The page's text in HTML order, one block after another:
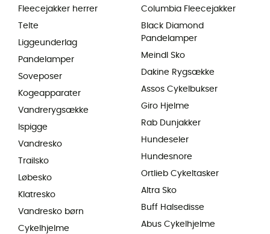
Fleecejakker herrer
Telte
Liggeunderlag
Pandelamper
Soveposer
Kogeapparater
Vandrerygsække
Ispigge
Vandresko
Trailsko
Løbesko
Klatresko
Vandresko børn
Cykelhjelme
Columbia Fleecejakker
Black Diamond
Pandelamper
Meindl Sko
Dakine Rygsække
Assos Cykelbukser
Giro Hjelme
Rab Dunjakker
Hundeseler
Hundesnore
Ortlieb Cykeltasker
Altra Sko
Buff Halsedisse
Abus Cykelhjelme